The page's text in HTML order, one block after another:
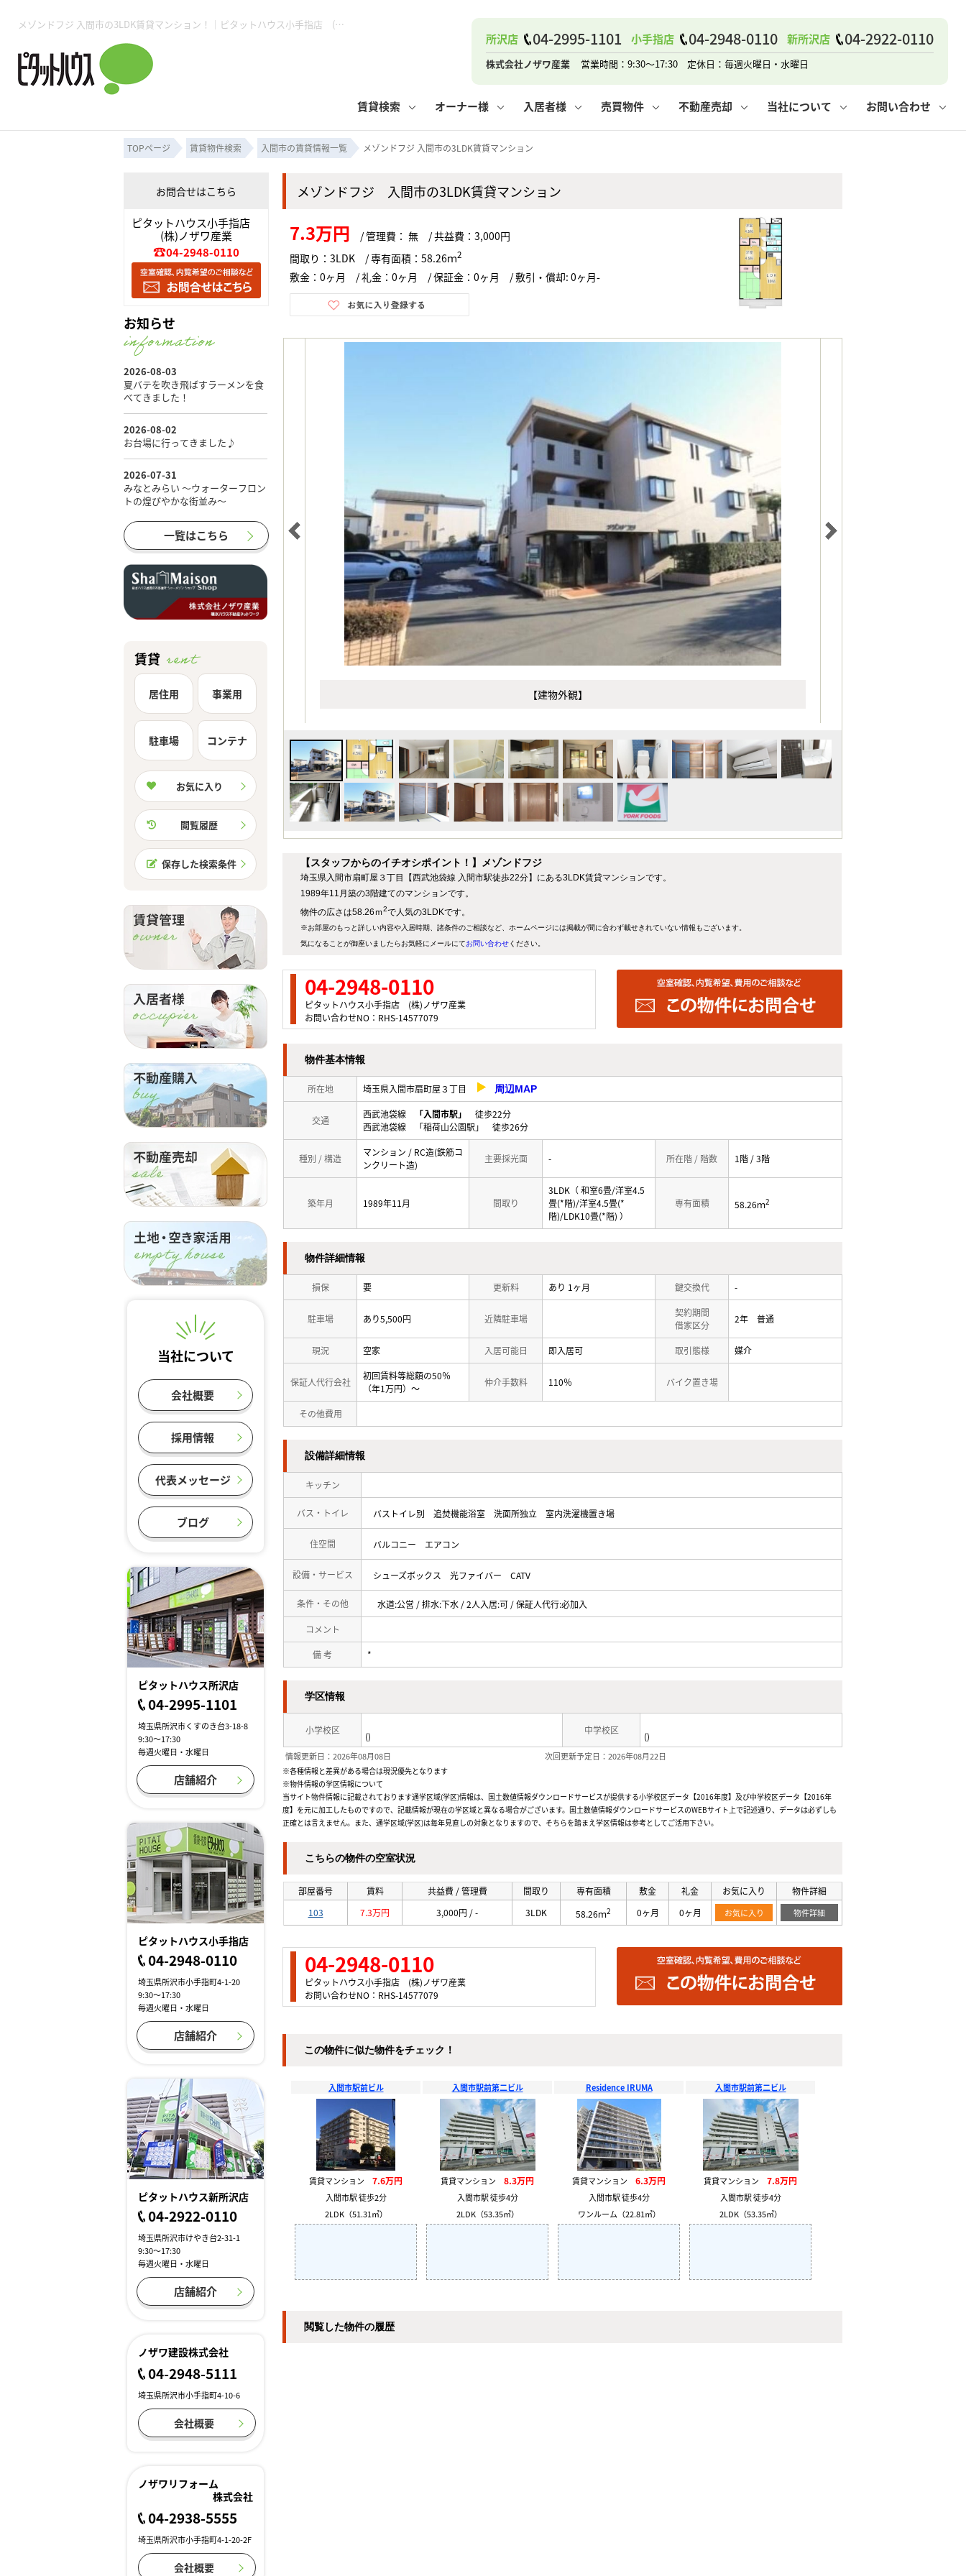
メゾンドフジ 入間市の3LDK賃貸マンション！｜ピタットハウス小手指店 (株)ノザワ産業
所沢店 04-2995-1101 小手指店 04-2948-0110 新所沢店 04-2922-0110
株式会社ノザワ産業 営業時間：9:30～17:30 定休日：毎週火曜日・水曜日
賃貸検索
所沢賃貸TOP 物件検索フォーム お気に入り 閲覧履歴 保存した検索条件
月極駐車場 事業用物件 コンテナ
オーナー様
賃貸管理業務 土地・空き家活用 空き家管理 管理物件一覧
入居者様
入居者様用ページTOP 入居中のマナー 住まいのトラブルQ&A お住まいの解約手続き
売買物件
売買物件一覧 購入時の諸費用 購入までの流れ よくある質問
不動産売却
無料売却査定 仲介手数料について 業者の選び方 媒介契約の種類
必要な書類 売却の流れ 高く売るポイント よくある質問
当社について
スタッフ紹介 お知らせ お客様の声 スタッフブログ
ピタットハウス所沢店 ピタットハウス小手指店 ピタットハウス新所沢店
お問い合わせ
ご来店予約 お住まいの解約手続き その他の問合せ
所沢賃貸TOP 閲覧履歴 保存した検索条件
月極駐車場 事業用物件 コンテナ
賃貸管理業務 管理のご依頼
入居者様用ページTOP 住まいのトラブルQ&A お住まいの解約手続き その他の問合せ
売買物件一覧 よくある質問 マンションVS戸建て 賃貸vs持ち家
無料売却査定 媒介契約の種類 売却時の諸費用 仲介と買取の違い
必要な書類
会社概要 スタッフブログ 個人情報保護方針
ピタットハウス所沢店 ピタットハウス小手指店
ご来店予約
TOPページ 賃貸物件検索 入間市の賃貸情報一覧 メゾンドフジ 入間市の3LDK賃貸マンション
メゾンドフジ 入間市の3LDK賃貸マンション
7.3万円 / 管理費： 無 / 共益費：3,000円
間取り：3LDK / 専有面積：58.26ｍ2
敷金：0ヶ月 / 礼金：0ヶ月 / 保証金：0ヶ月 / 敷引・償却: 0ヶ月-
【建物外観】
【スタッフからのイチオシポイント！】メゾンドフジ
埼玉県入間市扇町屋３丁目【西武池袋線 入間市駅徒歩22分】にある3LDK賃貸マンションです。
1989年11月築の3階建てのマンションです。
物件の広さは58.26ｍ2で人気の3LDKです。
※お部屋のもっと詳しい内容や入居時期、諸条件のご相談など、ホームページには掲載が間に合わず載せきれていない情報もございます。
気になることが御座いましたらお気軽にメールにてお問い合わせください。
04-2948-0110
ピタットハウス小手指店 (株)ノザワ産業
お問い合わせNO：RHS-14577079
物件基本情報
所在地 埼玉県入間市扇町屋３丁目 周辺MAP
交通
西武池袋線 「入間市駅」
徒歩22分
西武池袋線 「稲荷山公園駅」 徒歩26分
種別 / 構造
マンション / RC造(鉄筋コ
ンクリート造)
主要採光面 - 所在階 / 階数 1階 / 3階
築年月 1989年11月 間取り
3LDK（ 和室6畳/洋室4.5
畳(*階)/洋室4.5畳(*
階)/LDK10畳(*階) ）
専有面積 58.26ｍ2
物件詳細情報
損保 要 更新料 あり 1ヶ月 鍵交換代 -
駐車場 あり5,500円 近隣駐車場
契約期間
借家区分
2年 普通
現況 空家 入居可能日 即入居可 取引態様 媒介
保証人代行会社
初回賃料等総額の50％
（年1万円）～
仲介手数料 110％ バイク置き場
その他費用
設備詳細情報
キッチン
バス・トイレ バストイレ別 追焚機能浴室 洗面所独立 室内洗濯機置き場
住空間 バルコニー エアコン
設備・サービス シューズボックス 光ファイバー CATV
条件・その他 水道:公営 / 排水:下水 / 2人入居:可 / 保証人代行:必加入
コメント
備 考 *
学区情報
小学校区
()
中学校区
()
情報更新日：2026年08月08日 次回更新予定日：2026年08月22日
※各種情報と差異がある場合は現況優先となります
※物件情報の学区情報について
当サイト物件情報に記載されております通学区域(学区)情報は、国土数値情報ダウンロードサービスが提供する小学校区データ【2016年度】及び中学校区データ【2016年
度】を元に加工したものですので、記載情報が現在の学区域と異なる場合がございます。国土数値情報ダウンロードサービスのWEBサイト上で記述通り、データは必ずしも
正確とは言えません。また、通学区域(学区)は毎年見直しの対象となりますので、そちらを踏まえ学区情報は参考としてご活用下さい。
こちらの物件の空室状況
部屋番号 賃料 共益費 / 管理費 間取り 専有面積 敷金 礼金 お気に入り
物件詳細
103
7.3万円 3,000円 / - 3LDK 58.26ｍ2 0ヶ月 0ヶ月 お気に入り 物件詳細
04-2948-0110
ピタットハウス小手指店 (株)ノザワ産業
お問い合わせNO：RHS-14577079
この物件に似た物件をチェック！
入間市駅前ビル
賃貸マンション 7.6万円
入間市駅 徒歩2分
2LDK（51.31㎡）
入間市駅前第二ビル
賃貸マンション 8.3万円
入間市駅 徒歩4分
2LDK（53.35㎡）
Residence IRUMA
賃貸マンション 6.3万円
入間市駅 徒歩4分
ワンルーム（22.81㎡）
入間市駅前第二ビル
賃貸マンション 7.8万円
入間市駅 徒歩4分
2LDK（53.35㎡）
閲覧した物件の履歴
お問合せはこちら
ピタットハウス小手指店
(株)ノザワ産業
04-2948-0110
お知らせ
一覧はこちら
賃貸
居住用 事業用
駐車場 コンテナ
お気に入り
閲覧履歴
保存した検索条件
当社について
会社概要
採用情報
代表メッセージ
ブログ
ピタットハウス所沢店
04-2995-1101
埼玉県所沢市くすのき台3-18-8
9:30～17:30
毎週火曜日・水曜日
店舗紹介
ピタットハウス小手指店
04-2948-0110
埼玉県所沢市小手指町4-1-20
9:30～17:30
毎週火曜日・水曜日
店舗紹介
ピタットハウス新所沢店
04-2922-0110
埼玉県所沢市けやき台2-31-1
9:30～17:30
毎週火曜日・水曜日
店舗紹介
ノザワ建設株式会社
04-2948-5111
埼玉県所沢市小手指町4-10-6
会社概要
ノザワリフォーム
株式会社
04-2938-5555
埼玉県所沢市小手指町4-1-20-2F
会社概要